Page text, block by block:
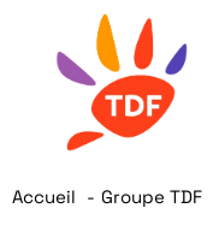
Accueil Groupe TDF